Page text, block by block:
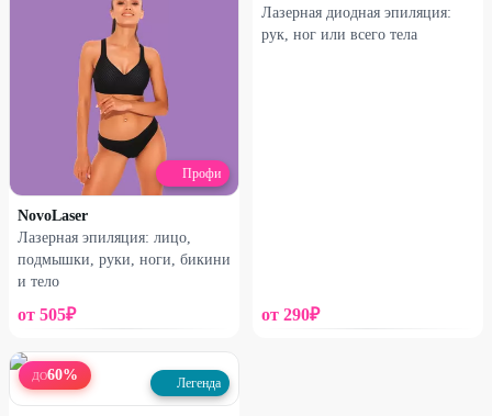
Профи
NovoLaser
Лазерная эпиляция: лицо,
подмышки, руки, ноги, бикини
и тело
от 505₽
Лазерная диодная эпиляция:
рук, ног или всего тела
от 290₽
ДО60% Легенда